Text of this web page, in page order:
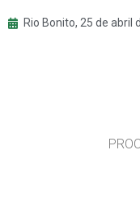
Rio Bonito, 25 de abril